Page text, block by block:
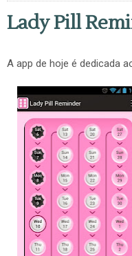
Lady Pill
A app de hoje é dedicada